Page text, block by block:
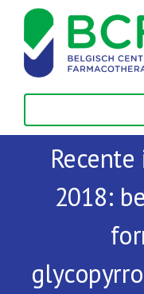
content
Nieuws
Publicaties2018: